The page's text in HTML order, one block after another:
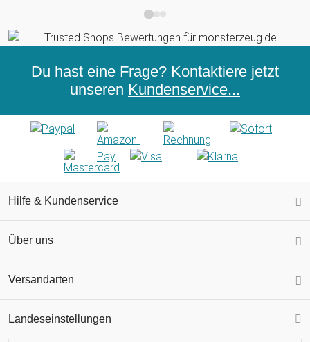
Du hast eine Frage? Kontaktiere jetzt
unseren Kundenservice...
Hilfe & Kundenservice
Über uns
Versandarten
Landeseinstellungen